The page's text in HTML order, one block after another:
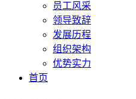
员工风采
领导致辞
发展历程
组织架构
优势实力
首页